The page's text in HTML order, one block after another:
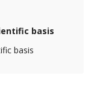
basis
basis